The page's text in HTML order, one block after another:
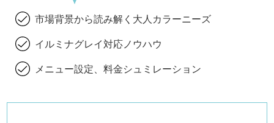
市場背景から読み解く大人カラーニーズ
イルミナグレイ対応ノウハウ
メニュー設定、料金シュミレーション